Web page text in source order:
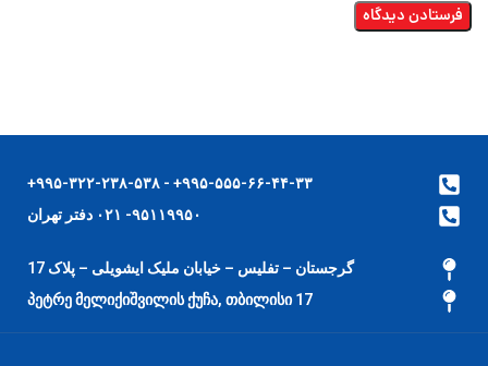
۹۹۵-۵۵۵-۶۶-۴۴-۳۳+ - ۹۹۵-۳۲۲-۲۳۸-۵۳۸+
۹۵۱۱۹۹۵۰- ۰۲۱ دفتر تهران
گرجستان – تفلیس – خیابان ملیک ایشویلی – پلاک 17
17 პეტრე მელიქიშვილის ქუჩა, თბილისი